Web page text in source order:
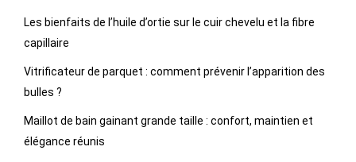
Les bienfaits de l’huile d’ortie sur le cuir chevelu et la fibre
capillaire
Vitrificateur de parquet : comment prévenir l’apparition des
bulles ?
Maillot de bain gainant grande taille : confort, maintien et
élégance réunis